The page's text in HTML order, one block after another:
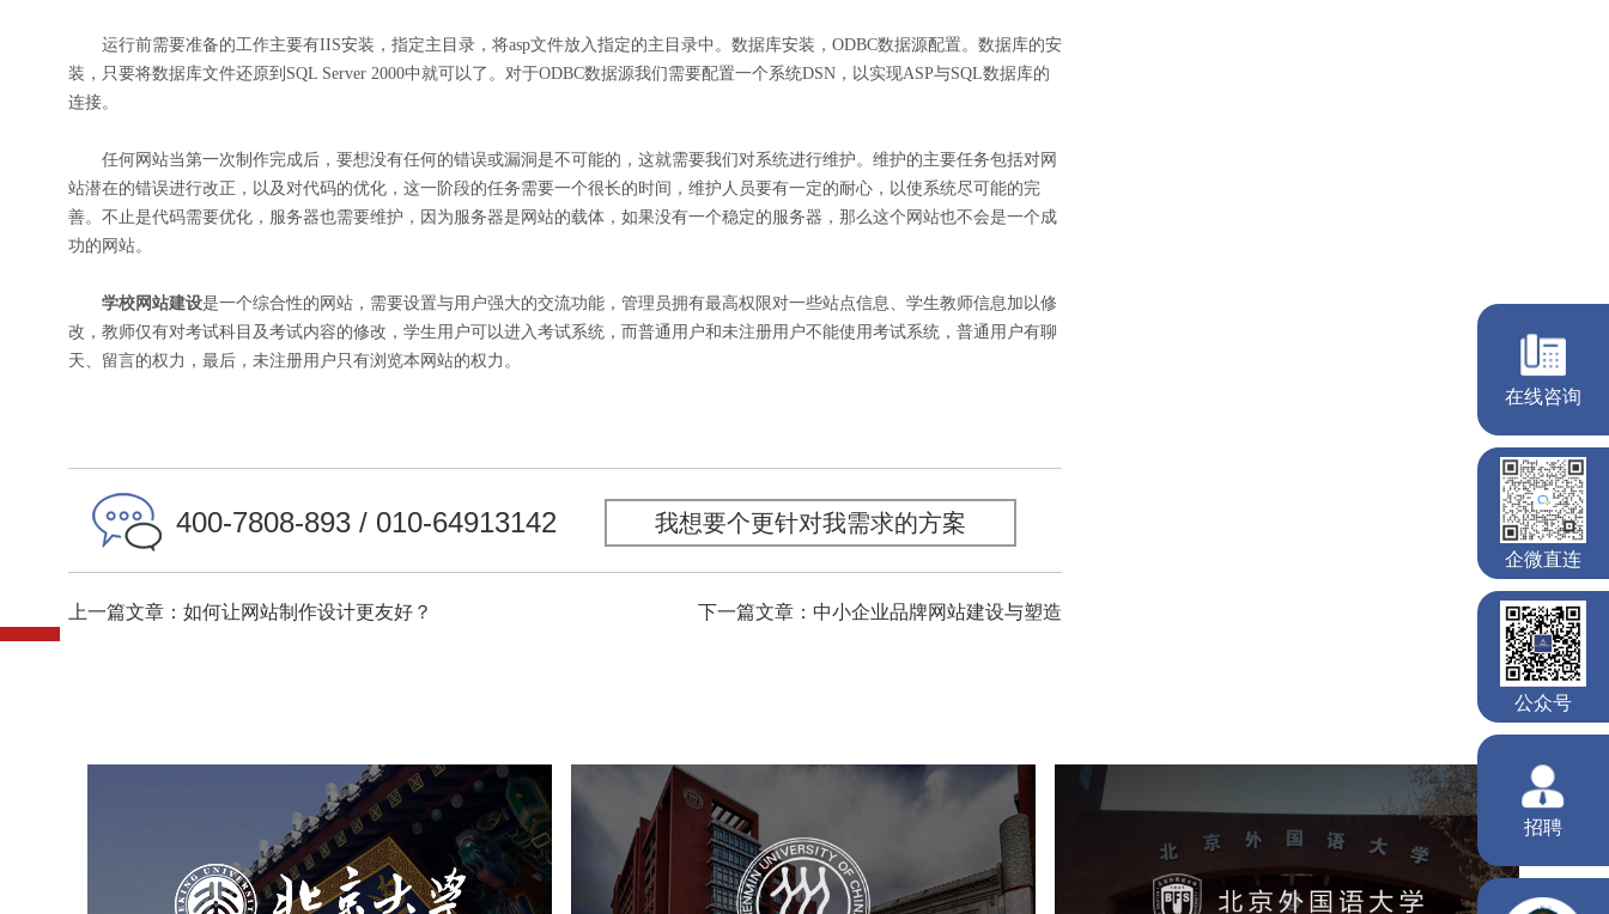
运行前需要准备的工作主要有IIS安装，指定主目录，将asp文件放入指定的主目录中。数据库安装，ODBC数据源配置。数据库的安
装，只要将数据库文件还原到SQL Server 2000中就可以了。对于ODBC数据源我们需要配置一个系统DSN，以实现ASP与SQL数据库的
连接。
任何网站当第一次制作完成后，要想没有任何的错误或漏洞是不可能的，这就需要我们对系统进行维护。维护的主要任务包括对网
站潜在的错误进行改正，以及对代码的优化，这一阶段的任务需要一个很长的时间，维护人员要有一定的耐心，以使系统尽可能的完
善。不止是代码需要优化，服务器也需要维护，因为服务器是网站的载体，如果没有一个稳定的服务器，那么这个网站也不会是一个成
功的网站。
学校网站建设是一个综合性的网站，需要设置与用户强大的交流功能，管理员拥有最高权限对一些站点信息、学生教师信息加以修
改，教师仅有对考试科目及考试内容的修改，学生用户可以进入考试系统，而普通用户和未注册用户不能使用考试系统，普通用户有聊
天、留言的权力，最后，未注册用户只有浏览本网站的权力。
400-7808-893 / 010-64913142 我想要个更针对我需求的方案
上一篇文章：如何让网站制作设计更友好？ 下一篇文章：中小企业品牌网站建设与塑造
北京大学 中国人民大学 北京外国语大学